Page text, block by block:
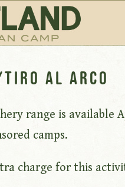
al Arco
range is
camps.
charge for this